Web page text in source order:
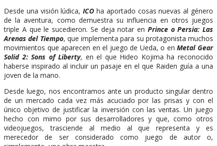
Desde una visión lúdica,ICO ha aportado cosas nuevas al género
de la aventura, como demuestra su influencia en otros juegos
triple A que le sucedieron. Se deja notar en Prince o Persia: Las
Arenas del Tiempo, que implementa para su protagonista muchos
movimientos que aparecen en el juego de Ueda, o enMetal Gear
Solid 2: Sons of Liberty, en el que Hideo Kojima ha reconocido
haberse inspirado al incluir un pasaje en el que Raiden guía a una
joven de la mano.
Desde luego, nos encontramos ante un producto singular dentro
de un mercado cada vez más acuciado por las prisas y con el
único objetivo de justificar la inversión con las ventas. Un juego
hecho con mimo por sus desarrolladores y que, como otros
videojuegos, trasciende al medio al que representa y es
merecedor de ser considerado como juego de autor o,